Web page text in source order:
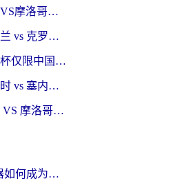
在国外看世界杯法国VS摩洛哥地区限制？这篇指南让你流畅看中文解说无压力
在国外看世界杯英格兰 vs 克罗地亚当前地区不可播放？这篇指南帮你搞定所有海外观赛难题
在海外看央视频世界杯仅限中国大陆？这篇指南帮你解锁中文解说+无卡顿直播
在海外看世界杯比利时 vs 塞内加尔仅限中国大陆？我找到了最流畅的中文解说之路
在国外看世界杯法国 VS 摩洛哥仅限中国大陆？海外党这样看中文解说赛事不卡顿
在澳洲，BanG加速器如何成为你国服游戏的“时光机”？